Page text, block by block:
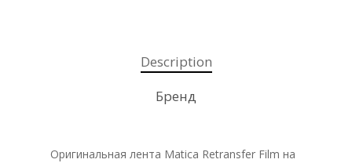
Description
Бренд
Оригинальная лента Matica Retransfer Film на